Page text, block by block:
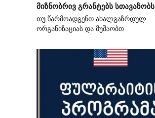
მიზნობრივ გრანტებს სთავაზობს
თუ წარმოადგენთ ახალგაზრდულ
ორგანიზაციას და მუშაობთ